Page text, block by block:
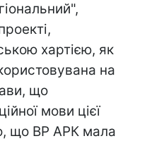
хартією, як
на
що
мови цієї
що ВР АРК мала